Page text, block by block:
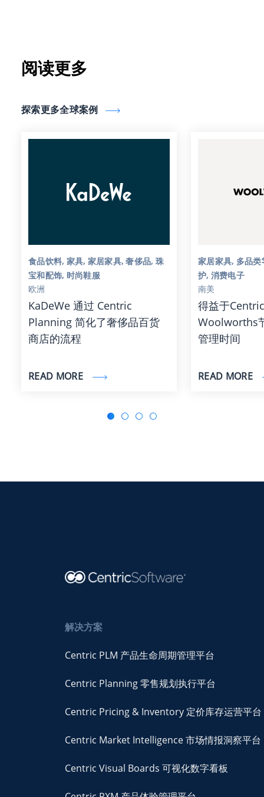
阅读更多
探索更多全球案例
食品饮料, 家具, 家居家具, 奢侈品, 珠
宝和配饰, 时尚鞋服
欧洲
KaDeWe 通过 Centric
Planning 简化了奢侈品百货
商店的流程
READ MORE
家居家具, 多品
护, 消费电子
南美
得益于
Woolworths
管理时间
READ MORE
解决方案
Centric PLM 产品生命周期管理平台
Centric Planning 零售规划执行平台
Centric Pricing & Inventory 定价库存运营平台
Centric Market Intelligence 市场情报洞察平台
Centric Visual Boards 可视化数字看板